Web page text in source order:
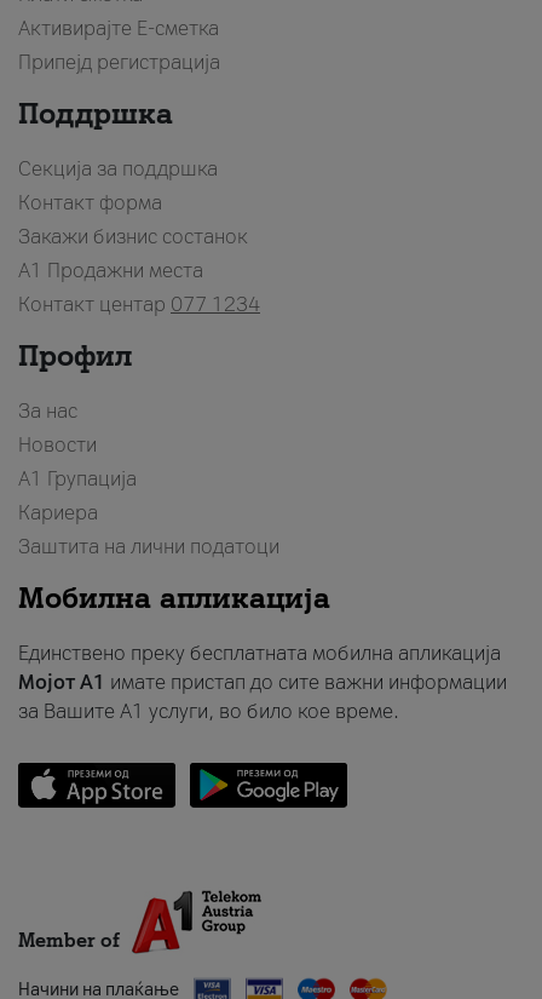
Активирајте Е-сметка
Припејд регистрација
Поддршка
Секција за поддршка
Контакт форма
Закажи бизнис состанок
A1 Продажни места
Контакт центар 077 1234
Профил
За нас
Новости
А1 Групација
Кариера
Заштита на лични податоци
Мобилна апликација
Единствено преку бесплатната мобилна апликација
Мојот A1 имате пристап до сите важни информации
за Вашите A1 услуги, во било кое време.
Member of
Начини на плаќање